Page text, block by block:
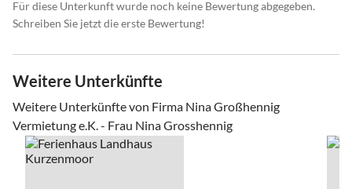
Für diese Unterkunft wurde noch keine Bewertung abgegeben.
Schreiben Sie jetzt die erste Bewertung!
Weitere Unterkünfte
Weitere Unterkünfte von Firma Nina Großhennig
Vermietung e.K. - Frau Nina Grosshennig